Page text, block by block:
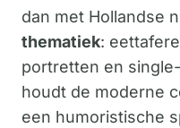
dan met Hollandse
thematiek:
portretten en
houdt de moderne
een humoristische